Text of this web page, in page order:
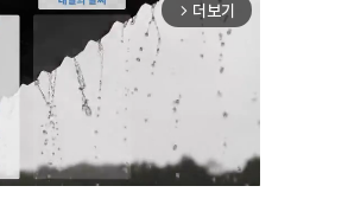
arrow_forward_ios 더보기